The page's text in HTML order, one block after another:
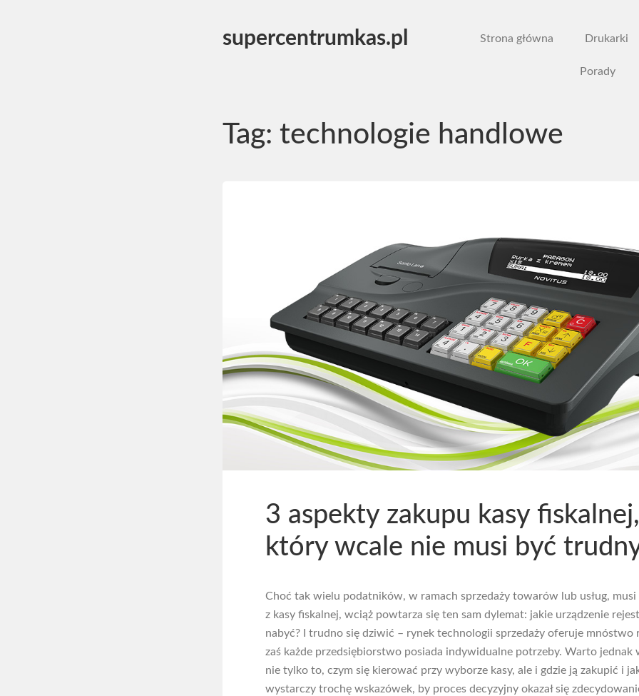
supercentrumkas.pl Strona główna Drukarki
Porady
Tag: technologie handlowe
3 aspekty zakupu kasy fiskalnej,
który wcale nie musi być
Choć tak wielu podatników, w ramach sprzedaży towarów lub usług, musi
z kasy fiskalnej, wciąż powtarza się ten sam dylemat: jakie urządzenie
nabyć? I trudno się dziwić – rynek technologii sprzedaży oferuje mnóstwo
zaś każde przedsiębiorstwo posiada indywidualne potrzeby. Warto jednak
nie tylko to, czym się kierować przy wyborze kasy, ale i gdzie ją zakupić i
wystarczy trochę wskazówek, by proces decyzyjny okazał się